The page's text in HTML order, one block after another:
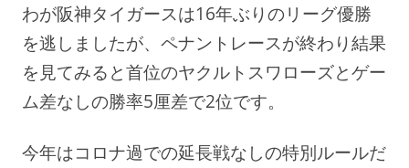
わが阪神タイガースは16年ぶりのリーグ優勝
を逃しましたが、ペナントレースが終わり結果
を見てみると首位のヤクルトスワローズとゲー
ム差なしの勝率5厘差で2位です。
今年はコロナ過での延長戦なしの特別ルールだ